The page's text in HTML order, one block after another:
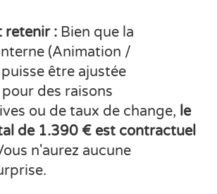
retenir : Bien que la
(Animation /
être ajustée
des raisons
ou de taux de change, le
de 1.390 € est contractuel
n'aurez aucune